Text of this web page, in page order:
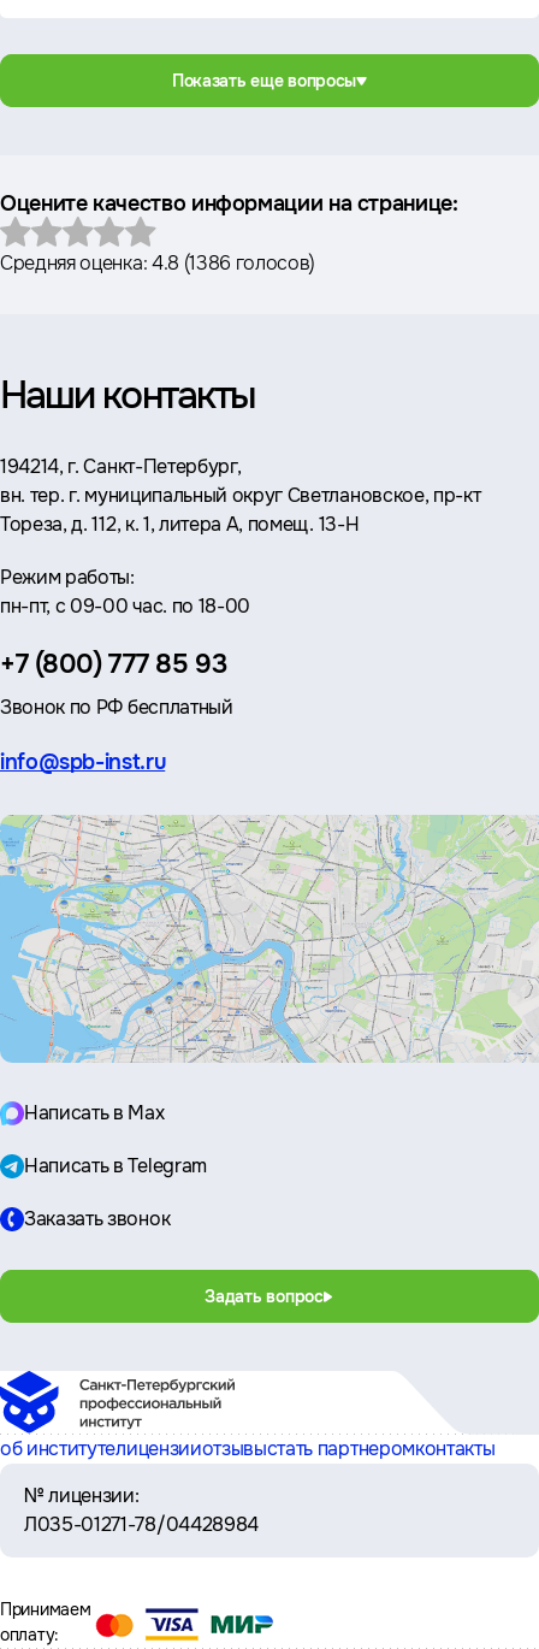
Показать еще вопросы
Оцените качество информации на странице:
Средняя оценка:4.8 (1386 голосов)
Наши контакты
Адрес:
194214, г. Санкт-Петербург,
вн. тер. г. муниципальный округ Светлановское, пр-кт
Тореза, д. 112, к. 1, литера А, помещ. 13-Н
Режим работы:
пн-пт, с 09-00 час. по 18-00
Телефон:
+7 (800) 777 85 93
Звонок по РФ бесплатный
Эл.
info@spb-inst.ru
Написать в Max
Написать в Telegram
Заказать звонок
Задать вопрос
об институтелицензииотзывыстать партнеромконтакты
№ лицензии:
Л035-01271-78/04428984
Принимаем
оплату: